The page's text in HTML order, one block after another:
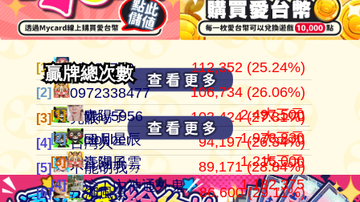
愛台灣打麻將🖥️📱適用於所有市面上大部分
[1] 江湖風雲 105,030,046
[2] 田寮阿寶 37,342,896
[3] 11060203 24,290,882
[4] ‘見好就收’ 21,544,199
[5] Apple0613 21,240,810
[6] it2989674 17,153,255
贏牌總次數
贏牌總次數
[1] 07100710 112,352 (25.24%)
[2] 0972338477 106,734 (26.06%)
[3] 亮眼 103,424 (27.81%)
[4] 台灣人 94,197 (26.34%)
[5] 不能胡我ㄉ 89,171 (28.84%)
[6] 江湖風雲 86,600 (29.11%)
[1] 07100710 445,099
[2] 0972338477 409,517
[3] 亮眼 371,859
[4] 台灣人 357,641
[5] keroro 319,268
[6] 娛樂 318,940
[1] 青陽子 2,497,500
[2] clobber 1,978,830
[3] 江湖風雲 1,215,000
[4] 滾！內神通外鬼坐斃A賽金1,182,375
[1] May5956 大三元
[2] 曰月星辰 大三元
[3] 青陽子 大三元